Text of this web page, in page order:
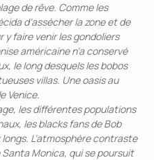
de rêve. Comme les
d’assécher la zone et de
y faire venir les gondoliers
américaine n’a conservé
le long desquels les bobos
villas. Une oasis au
Venice.
les différentes populations
les blacks fans de Bob
L’atmosphère contraste
Monica, qui se poursuit